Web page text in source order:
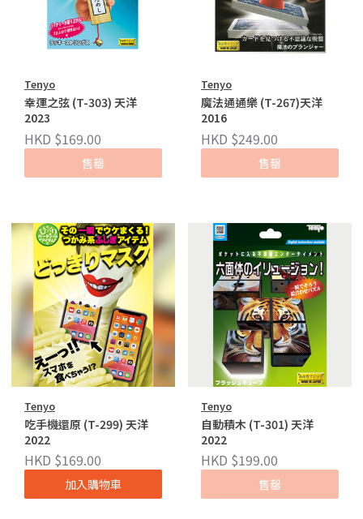
Tenyo
幸運之弦 (T-303) 天洋
2023
HKD $169.00
售罄
Tenyo
魔法通通樂 (T-267)天洋
2016
HKD $249.00
售罄
Tenyo
吃手機還原 (T-299) 天洋
2022
HKD $169.00
加入購物車
Tenyo
自動積木 (T-301) 天洋
2022
HKD $199.00
售罄